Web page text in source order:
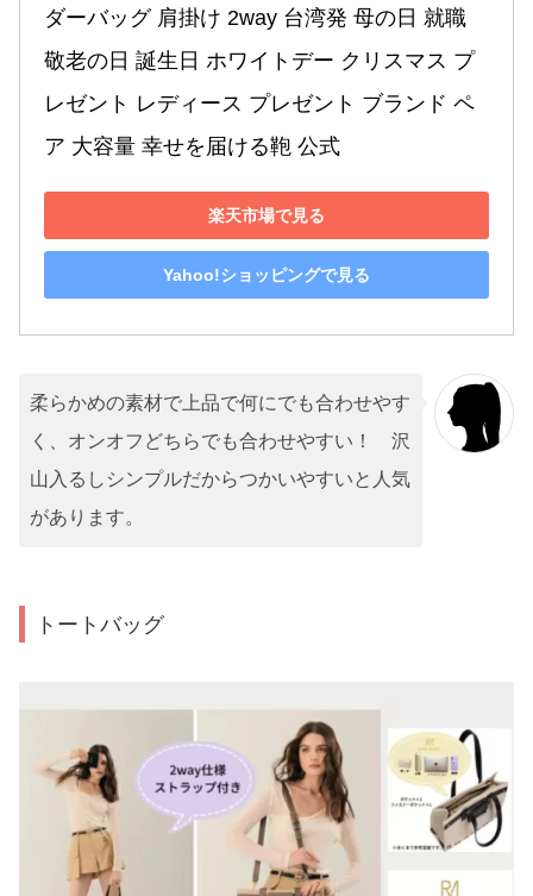
ダーバッグ 肩掛け 2way 台湾発 母の日 就職
敬老の日 誕生日 ホワイトデー クリスマス プ
レゼント レディース プレゼント ブランド ペ
ア 大容量 幸せを届ける鞄 公式
楽天市場で見る
Yahoo!ショッピングで見る
柔らかめの素材で上品で何にでも合わせやす
く、オンオフどちらでも合わせやすい！ 沢
山入るしシンプルだからつかいやすいと人気
があります。
トートバッグ